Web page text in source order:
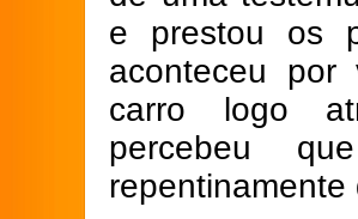
e prestou os
aconteceu
carro logo
percebeu
repentinamente